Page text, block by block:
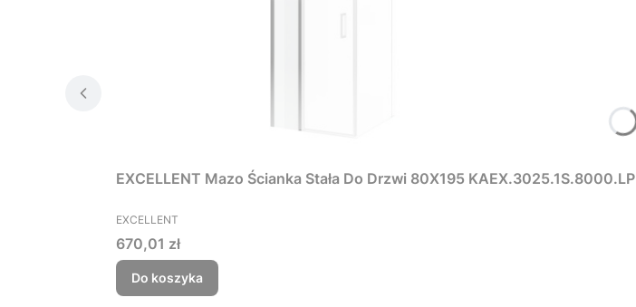
EXCELLENT Mazo Ścianka Stała Do Drzwi 80X195 KAEX.3025.1S.8000.LP
PRODUCENT
EXCELLENT
Cena
670,01 zł
Do koszyka